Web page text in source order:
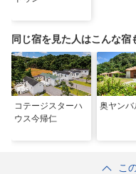
同じ宿を見た人はこんな宿
コテージスターハ
ウス今帰仁
奥ヤンバ
こ